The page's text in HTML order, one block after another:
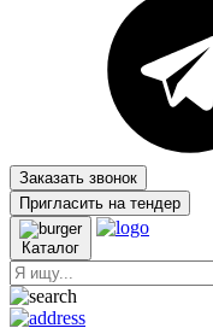
Заказать звонок
Пригласить на тендер
Каталог